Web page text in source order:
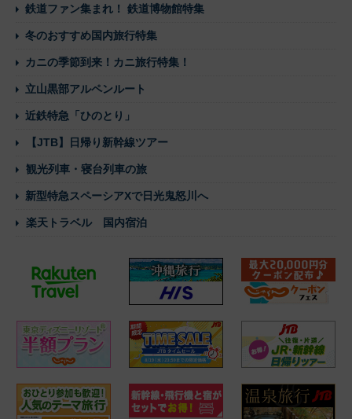
鉄道ファン集まれ！ 鉄道博物館特集
冬のおすすめ国内旅行特集
カニの季節到来！カニ旅行特集！
立山黒部アルペンルート
近鉄特急「ひのとり」
【JTB】日帰り新幹線ツアー
観光列車・寝台列車の旅
新型特急スペーシアXで日光鬼怒川へ
楽天トラベル 国内宿泊